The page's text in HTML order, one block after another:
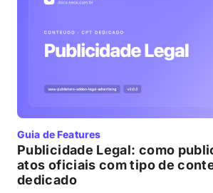
Guia de Features
Publicidade Legal: como
atos oficiais com tipo de
dedicado